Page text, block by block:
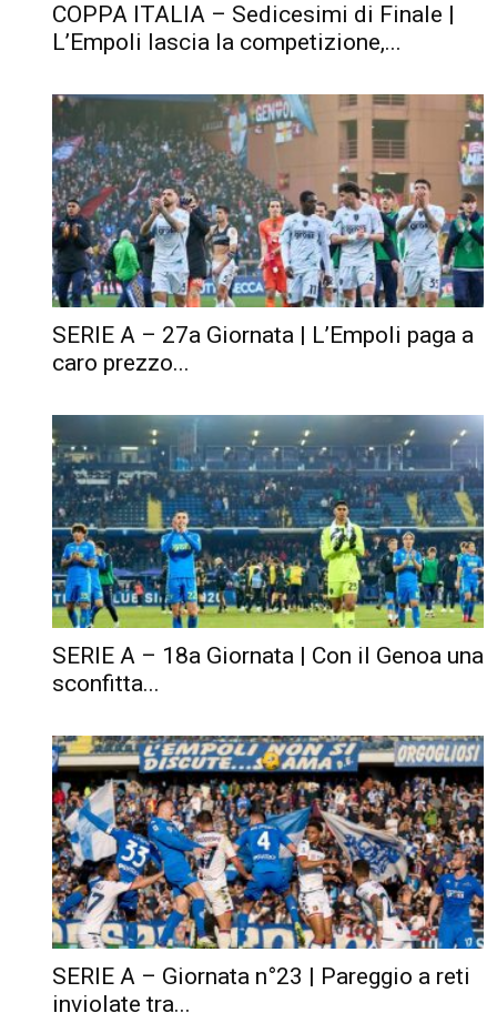
COPPA ITALIA – Sedicesimi di Finale |
L’Empoli lascia la competizione,...
SERIE A – 27a Giornata | L’Empoli paga a
caro prezzo...
SERIE A – 18a Giornata | Con il Genoa una
sconfitta...
SERIE A – Giornata n°23 | Pareggio a reti
inviolate tra...